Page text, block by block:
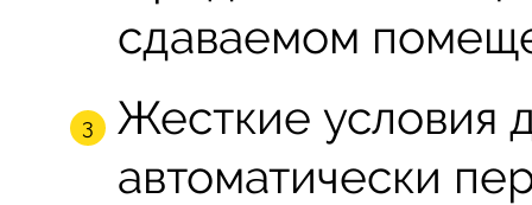
сдаваемом
Жесткие условия
автоматически